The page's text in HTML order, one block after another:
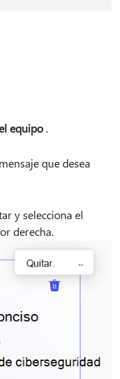
equipo.
que desea
y selecciona el
derecha.